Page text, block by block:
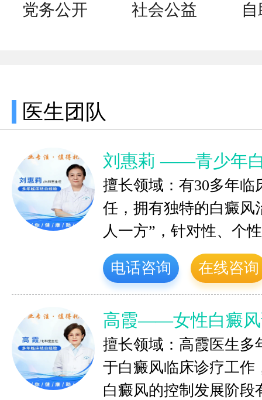
党务公开 社会公益
医生团队
刘惠莉 ——青少年
擅长领域：有30多年
任，拥有独特的白癜风
人一方”，针对性、个
电话咨询 在线咨询
高霞——女性白癜风
擅长领域：高霞医生多
于白癜风临床诊疗工作
白癜风的控制发展阶